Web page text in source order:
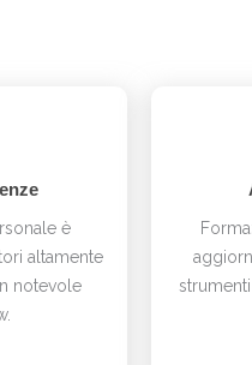
è
altamente
notevole